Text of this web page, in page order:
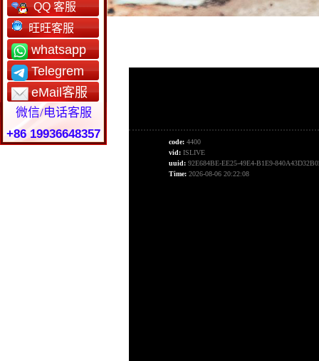
QQ 客服
旺旺客服
whatsapp
Telegrem
eMail客服
微信/电话客服
+86 19936648357